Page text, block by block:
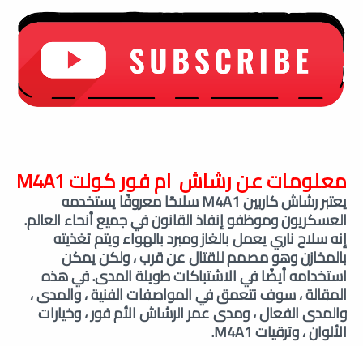
معلومات عن رشاش ام فور كولت M4A1
يعتبر رشاش كاربين M4A1 سلاحًا معروفًا يستخدمه
العسكريون وموظفو إنفاذ القانون في جميع أنحاء العالم.
إنه سلاح ناري يعمل بالغاز ومبرد بالهواء ويتم تغذيته
بالمخازن وهو مصمم للقتال عن قرب ، ولكن يمكن
استخدامه أيضًا في الاشتباكات طويلة المدى. في هذه
المقالة ، سوف نتعمق في المواصفات الفنية ، والمدى ،
والمدى الفعال ، ومدى عمر الرشاش الأم فور ، وخيارات
الألوان ، وترقيات M4A1.